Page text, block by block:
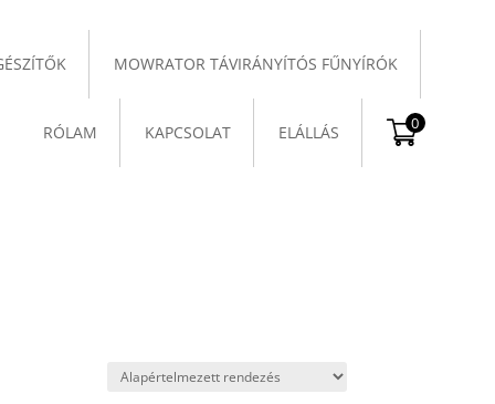
MOWRATOR TÁVIRÁNYÍTÓS FŰNYÍRÓK
RÓLAM KAPCSOLAT ELÁLLÁS 0